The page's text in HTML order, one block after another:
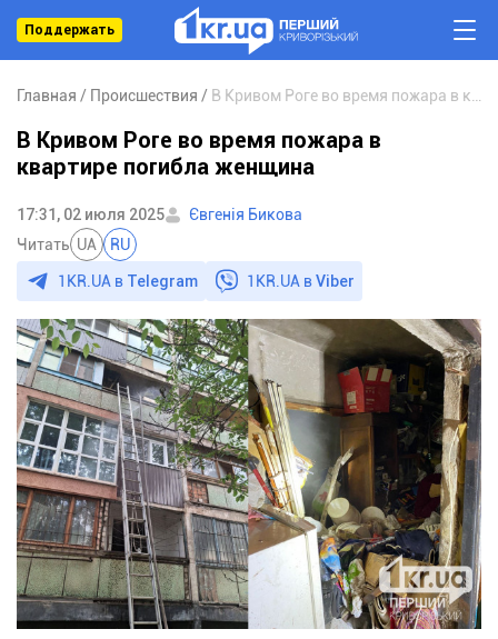
Поддержать
Главная Происшествия
В Кривом Роге во время пожара в
квартире погибла женщина
17:31, 02 июля 2025
Євгенія Бикова
Читать UA RU
1KR.UA в Telegram 1KR.UA вViber